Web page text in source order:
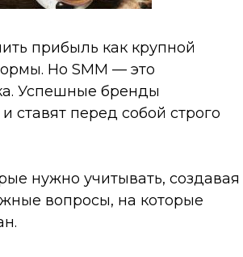
прибыль как крупной
Но SMM — это
Успешные бренды
ставят перед собой строго
нужно учитывать, создавая
вопросы, на которые